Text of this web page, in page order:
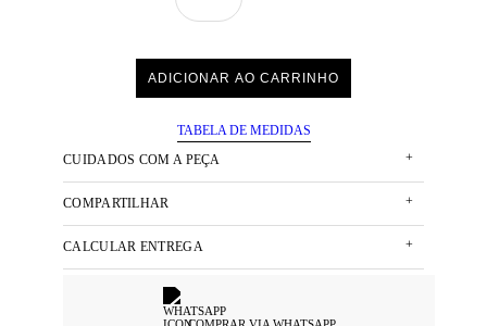
ADICIONAR AO CARRINHO
TABELA DE MEDIDAS
CUIDADOS COM A PEÇA
+
COMPARTILHAR +
CALCULAR ENTREGA +